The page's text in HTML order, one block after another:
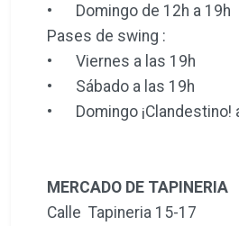
•
Domingo de 12h a 19h
Pases de swing :
•
Viernes a las 19h
•
Sábado a las 19h
•
Domingo ¡Clandestino!
MERCADO DE TAPINERIA
Calle Tapineria 15-17